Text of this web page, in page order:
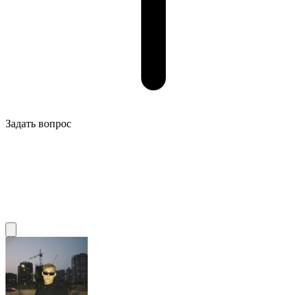
Задать вопрос